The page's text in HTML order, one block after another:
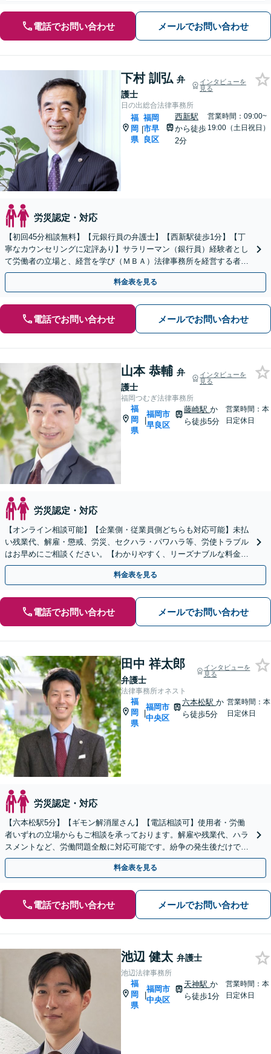
電話でお問い合わせ メールでお問い合わせ
下村 訓弘 弁
護士
インタビューを
見る
日の出総合法律事務所
福
岡
県
|
福岡
市早
良区
西新駅
から徒歩
2分
営業時間：09:00~
19:00（土日祝日）
労災認定・対応
【初回45分相談無料】【元銀行員の弁護士】【西新駅徒歩1分】【丁
寧なカウンセリングに定評あり】サラリーマン（銀行員）経験者とし
て労働者の立場と、経営を学び（ＭＢＡ）法律事務所を経営する者と
して経営者の立場と、両方の視点を備えた弁護士です。
料金表を見る
電話でお問い合わせ メールでお問い合わせ
山本 恭輔 弁
護士
インタビューを
見る
福岡つむぎ法律事務所
福
岡
県
|
福岡市
早良区
藤崎駅 か
ら徒歩5分
営業時間：本
日定休日
労災認定・対応
【オンライン相談可能】【企業側・従業員側どちらも対応可能】未払
い残業代、解雇・懲戒、労災、セクハラ・パワハラ等、労使トラブル
はお早めにご相談ください。【わかりやすく、リーズナブルな料金設
定】【弁護士歴7年】【藤崎駅から徒歩5分】
料金表を見る
電話でお問い合わせ メールでお問い合わせ
田中 祥太郎
弁護士
インタビューを
見る
法律事務所オネスト
福
岡
県
|
福岡市
中央区
六本松駅か
ら徒歩5分
営業時間：本
日定休日
労災認定・対応
【六本松駅5分】【ギモン解消屋さん】【電話相談可】使用者・労働
者いずれの立場からもご相談を承っております。解雇や残業代、ハラ
スメントなど、労働問題全般に対応可能です。紛争の発生後だけでな
く、予防法務にも注力しています。ぜひご相談ください。
料金表を見る
電話でお問い合わせ メールでお問い合わせ
池辺 健太 弁護士
池辺法律事務所
福
岡
県
|
福岡市
中央区
天神駅 か
ら徒歩1分
営業時間：本
日定休日